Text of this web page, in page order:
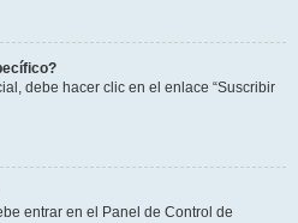
debe hacer clic en el enlace “Suscribir
entrar en el Panel de Control de